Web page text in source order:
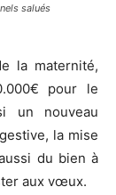
salués
la maternité,
pour le
un nouveau
la mise
du bien à
aux vœux.